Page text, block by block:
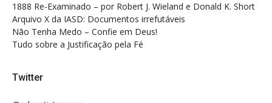
1888 Re-Examinado – por Robert J. Wieland e Donald K. Short
Arquivo X da IASD: Documentos irrefutáveis
Não Tenha Medo – Confie em Deus!
Tudo sobre a Justificação pela Fé
Twitter